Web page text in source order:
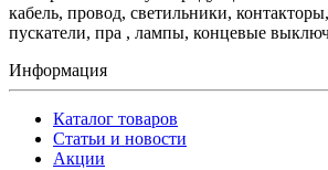
кабель, провод, светильники,
пускатели, пра , лампы, концевые
Информация
Каталог товаров
Статьи и новости
Акции